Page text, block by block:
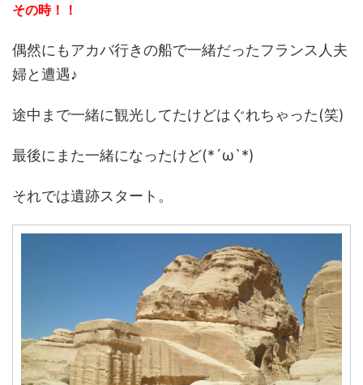
その時！！
偶然にもアカバ行きの船で一緒だったフランス人夫
婦と遭遇♪
途中まで一緒に観光してたけどはぐれちゃった(笑)
最後にまた一緒になったけど(*´ω`*)
それでは遺跡スタート。